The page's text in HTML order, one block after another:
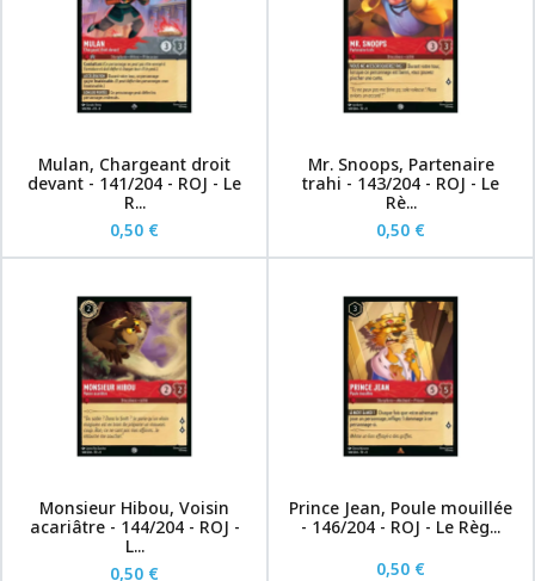
Mulan, Chargeant droit
devant - 141/204 - ROJ - Le
R...
0,50 €
Mr. Snoops, Partenaire
trahi - 143/204 - ROJ - Le
Rè...
0,50 €
Monsieur Hibou, Voisin
acariâtre - 144/204 - ROJ -
L...
0,50 €
Prince Jean, Poule mouillée
- 146/204 - ROJ - Le Règ...
0,50 €